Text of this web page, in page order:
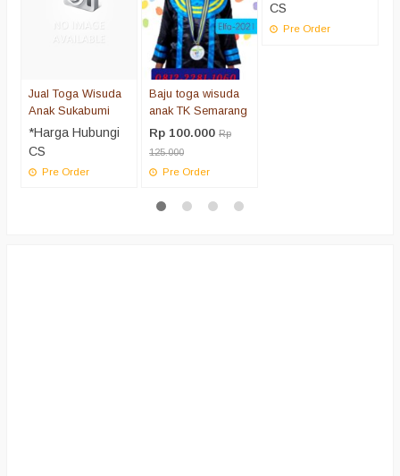
Jual Toga Wisuda
Anak Sukabumi
*Harga Hubungi
CS
Pre Order
Baju toga wisuda
anak TK Semarang
Rp 100.000 Rp
125.000
Pre Order
CS
Pre Order